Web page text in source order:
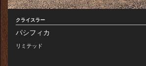
クライスラー
パシフィカ
リミテッド